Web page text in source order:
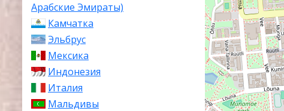
Арабские Эмираты)
Камчатка
Эльбрус
Мексика
Индонезия
Италия
Мальдивы